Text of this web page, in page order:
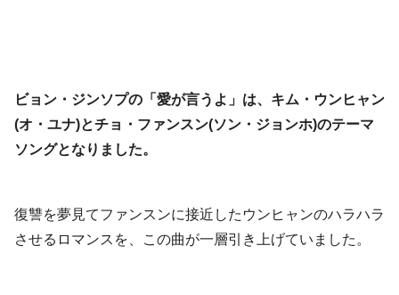
ビョン・ジンソプの「愛が言うよ」は、キム・ウンヒャン
(オ・ユナ)とチョ・ファンスン(ソン・ジョンホ)のテーマ
ソングとなりました。
復讐を夢見てファンスンに接近したウンヒャンのハラハラ
させるロマンスを、この曲が一層引き上げていました。